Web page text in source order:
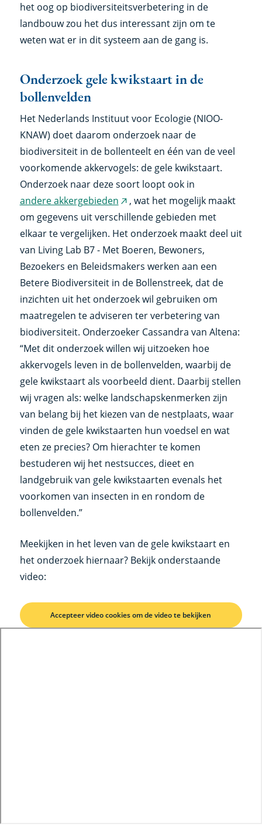
het oog op biodiversiteitsverbetering in de
landbouw zou het dus interessant zijn om te
weten wat er in dit systeem aan de gang is.
Onderzoek gele kwikstaart in de
bollenvelden
Het Nederlands Instituut voor Ecologie (NIOO-
KNAW) doet daarom onderzoek naar de
biodiversiteit in de bollenteelt en één van de veel
voorkomende akkervogels: de gele kwikstaart.
Onderzoek naar deze soort loopt ook in
andere akkergebieden (externe
link)
, wat het mogelijk maakt
om gegevens uit verschillende gebieden met
elkaar te vergelijken. Het onderzoek maakt deel uit
van Living Lab B7 - Met Boeren, Bewoners,
Bezoekers en Beleidsmakers werken aan een
Betere Biodiversiteit in de Bollenstreek, dat de
inzichten uit het onderzoek wil gebruiken om
maatregelen te adviseren ter verbetering van
biodiversiteit. Onderzoeker Cassandra van Altena:
“Met dit onderzoek willen wij uitzoeken hoe
akkervogels leven in de bollenvelden, waarbij de
gele kwikstaart als voorbeeld dient. Daarbij stellen
wij vragen als: welke landschapskenmerken zijn
van belang bij het kiezen van de nestplaats, waar
vinden de gele kwikstaarten hun voedsel en wat
eten ze precies? Om hierachter te komen
bestuderen wij het nestsucces, dieet en
landgebruik van gele kwikstaarten evenals het
voorkomen van insecten in en rondom de
bollenvelden.”
Meekijken in het leven van de gele kwikstaart en
het onderzoek hiernaar? Bekijk onderstaande
video:
Accepteer video cookies om de video te bekijken